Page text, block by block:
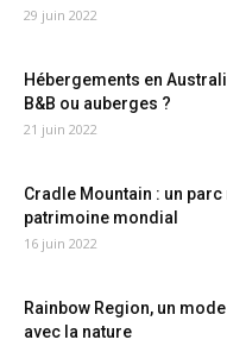
29 juin 2022
Hébergements en
B&B ou auberges ?
21 juin 2022
Cradle Mountain : un parc
patrimoine mondial
16 juin 2022
Rainbow Region, un
avec la nature